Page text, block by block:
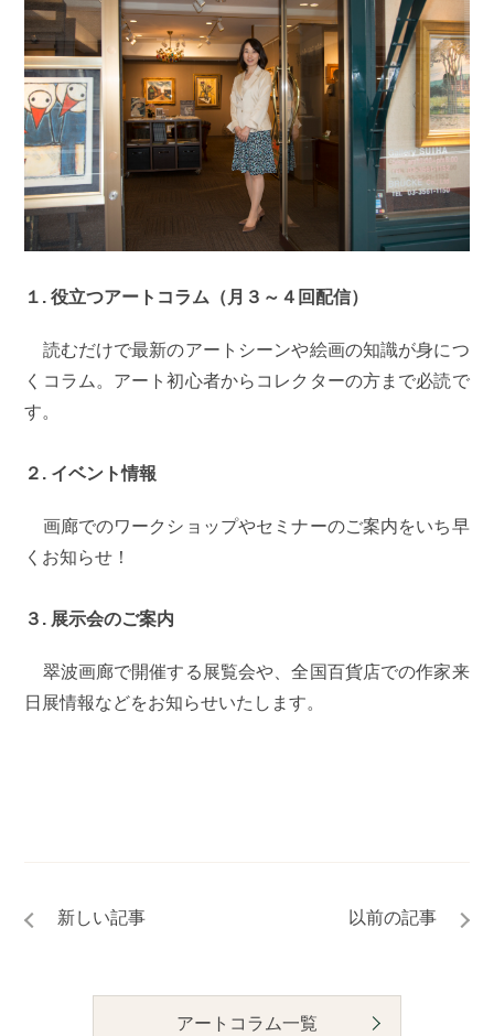
１. 役立つアートコラム（月３～４回配信）
読むだけで最新のアートシーンや絵画の知識が身につ
くコラム。アート初心者からコレクターの方まで必読で
す。
２. イベント情報
画廊でのワークショップやセミナーのご案内をいち早
くお知らせ！
３. 展示会のご案内
翠波画廊で開催する展覧会や、全国百貨店での作家来
日展情報などをお知らせいたします。
アートコラム一覧